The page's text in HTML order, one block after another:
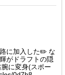
に加入した✏️ な
がドラフトの隠
に変身(スポー